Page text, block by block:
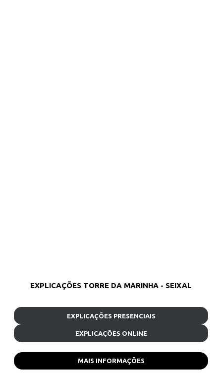
EXPLICAÇÕES TORRE DA MARINHA - SEIXAL
EXPLICAÇÕES PRESENCIAIS
EXPLICAÇÕES ONLINE
MAIS INFORMAÇÕES